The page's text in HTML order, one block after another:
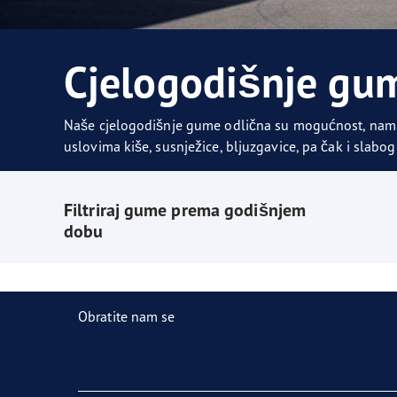
Cjelogodišnje
Naše cjelogodišnje gume odlična su mogućnost,
uslovima kiše, susnježice, bljuzgavice, pa čak i
Filtriraj gume prema godišnjem
dobu
Obratite nam se